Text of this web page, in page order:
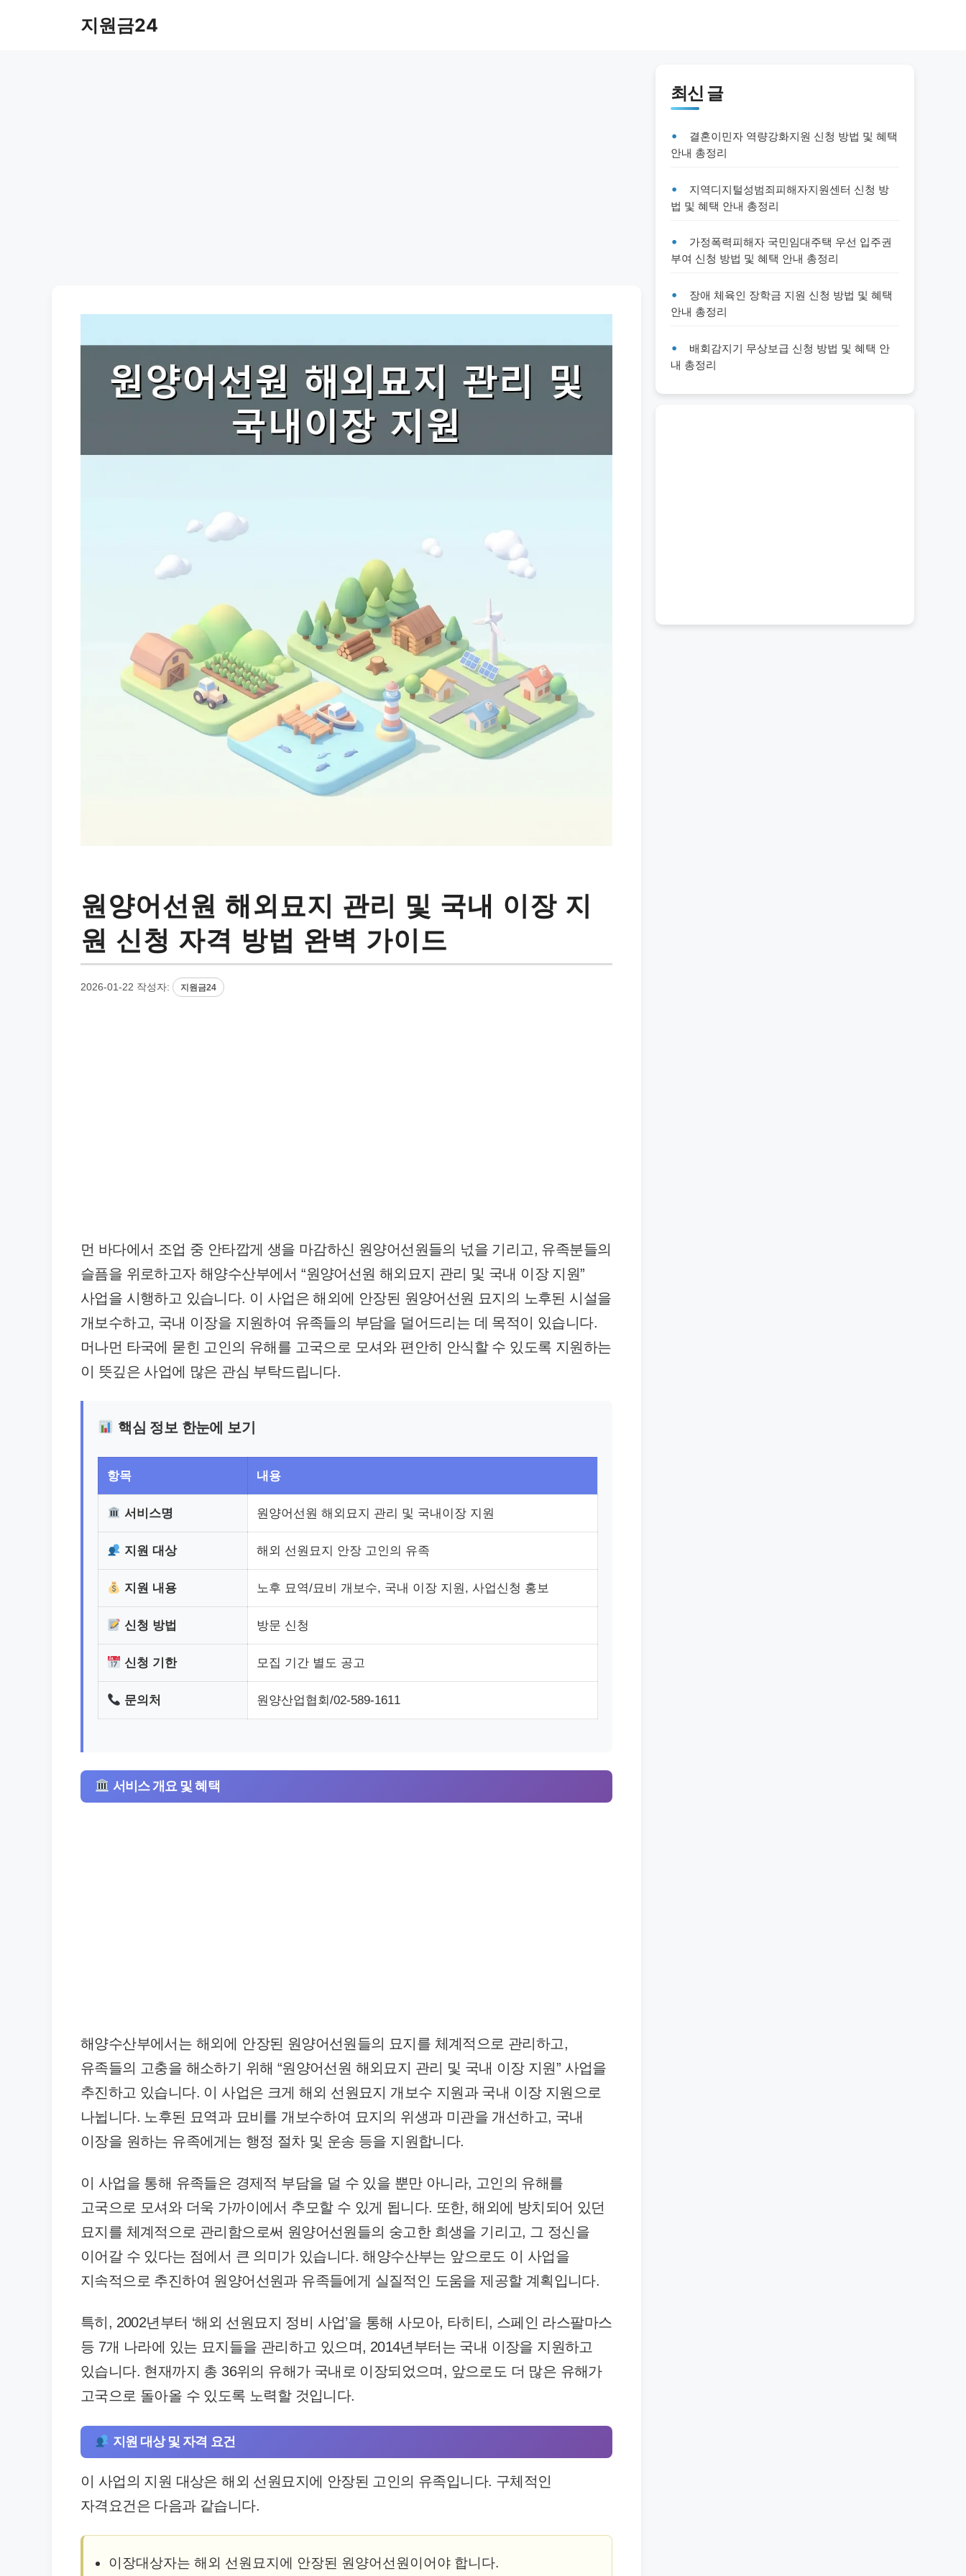
지원금24
원양어선원 해외묘지 관리 및 국내 이장 지
원 신청 자격 방법 완벽 가이드
2026-01-22 작성자: 지원금24
먼 바다에서 조업 중 안타깝게 생을 마감하신 원양어선원들의 넋을 기리고, 유족분들의
슬픔을 위로하고자 해양수산부에서 “원양어선원 해외묘지 관리 및 국내 이장 지원”
사업을 시행하고 있습니다. 이 사업은 해외에 안장된 원양어선원 묘지의 노후된 시설을
개보수하고, 국내 이장을 지원하여 유족들의 부담을 덜어드리는 데 목적이 있습니다.
머나먼 타국에 묻힌 고인의 유해를 고국으로 모셔와 편안히 안식할 수 있도록 지원하는
이 뜻깊은 사업에 많은 관심 부탁드립니다.
핵심 정보 한눈에 보기
항목 내용
서비스명 원양어선원 해외묘지 관리 및 국내이장 지원
지원 대상 해외 선원묘지 안장 고인의 유족
지원 내용 노후 묘역/묘비 개보수, 국내 이장 지원, 사업신청 홍보
신청 방법 방문 신청
신청 기한 모집 기간 별도 공고
문의처 원양산업협회/02-589-1611
서비스 개요 및 혜택
해양수산부에서는 해외에 안장된 원양어선원들의 묘지를 체계적으로 관리하고,
유족들의 고충을 해소하기 위해 “원양어선원 해외묘지 관리 및 국내 이장 지원” 사업을
추진하고 있습니다. 이 사업은 크게 해외 선원묘지 개보수 지원과 국내 이장 지원으로
나뉩니다. 노후된 묘역과 묘비를 개보수하여 묘지의 위생과 미관을 개선하고, 국내
이장을 원하는 유족에게는 행정 절차 및 운송 등을 지원합니다.
이 사업을 통해 유족들은 경제적 부담을 덜 수 있을 뿐만 아니라, 고인의 유해를
고국으로 모셔와 더욱 가까이에서 추모할 수 있게 됩니다. 또한, 해외에 방치되어 있던
묘지를 체계적으로 관리함으로써 원양어선원들의 숭고한 희생을 기리고, 그 정신을
이어갈 수 있다는 점에서 큰 의미가 있습니다. 해양수산부는 앞으로도 이 사업을
지속적으로 추진하여 원양어선원과 유족들에게 실질적인 도움을 제공할 계획입니다.
특히, 2002년부터 ‘해외 선원묘지 정비 사업’을 통해 사모아, 타히티, 스페인 라스팔마스
등 7개 나라에 있는 묘지들을 관리하고 있으며, 2014년부터는 국내 이장을 지원하고
있습니다. 현재까지 총 36위의 유해가 국내로 이장되었으며, 앞으로도 더 많은 유해가
고국으로 돌아올 수 있도록 노력할 것입니다.
지원 대상 및 자격 요건
이 사업의 지원 대상은 해외 선원묘지에 안장된 고인의 유족입니다. 구체적인
자격요건은 다음과 같습니다.
이장대상자는 해외 선원묘지에 안장된 원양어선원이어야 합니다.
최신 글
결혼이민자 역량강화지원 신청 방법 및 혜택
안내 총정리
지역디지털성범죄피해자지원센터 신청 방
법 및 혜택 안내 총정리
가정폭력피해자 국민임대주택 우선 입주권
부여 신청 방법 및 혜택 안내 총정리
장애 체육인 장학금 지원 신청 방법 및 혜택
안내 총정리
배회감지기 무상보급 신청 방법 및 혜택 안
내 총정리